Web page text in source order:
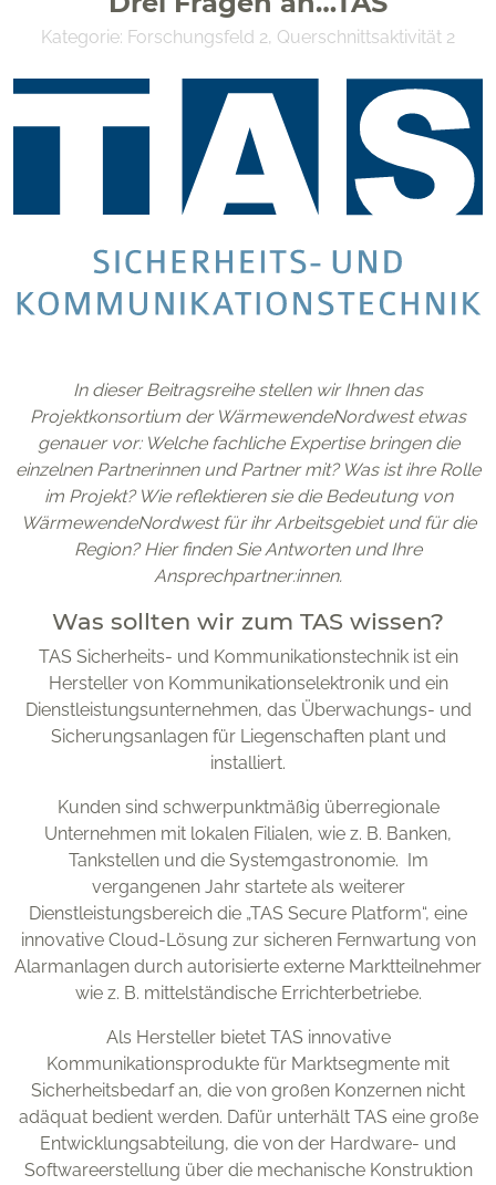
OFFIS e. V.
Escherweg 2
26121 Oldenburg
Kategorie: Forschungsfeld 2, Querschnittsaktivität 2
In dieser Beitragsreihe stellen wir Ihnen das
Projektkonsortium der WärmewendeNordwest etwas
genauer vor: Welche fachliche Expertise bringen die
einzelnen Partnerinnen und Partner mit? Was ist ihre Rolle
im Projekt? Wie reflektieren sie die Bedeutung von
WärmewendeNordwest für ihr Arbeitsgebiet und für die
Region? Hier finden Sie Antworten und Ihre
Ansprechpartner:innen.
Was sollten wir zum TAS wissen?
TAS Sicherheits- und Kommunikationstechnik ist ein
Hersteller von Kommunikationselektronik und ein
Dienstleistungsunternehmen, das Überwachungs- und
Sicherungsanlagen für Liegenschaften plant und
installiert.
Kunden sind schwerpunktmäßig überregionale
Unternehmen mit lokalen Filialen, wie z. B. Banken,
Tankstellen und die Systemgastronomie. Im
vergangenen Jahr startete als weiterer
Dienstleistungsbereich die „TAS Secure Platform“, eine
innovative Cloud-Lösung zur sicheren Fernwartung von
Alarmanlagen durch autorisierte externe Marktteilnehmer
wie z. B. mittelständische Errichterbetriebe.
Als Hersteller bietet TAS innovative
Kommunikationsprodukte für Marktsegmente mit
Sicherheitsbedarf an, die von großen Konzernen nicht
adäquat bedient werden. Dafür unterhält TAS eine große
Entwicklungsabteilung, die von der Hardware- und
Softwareerstellung über die mechanische Konstruktion